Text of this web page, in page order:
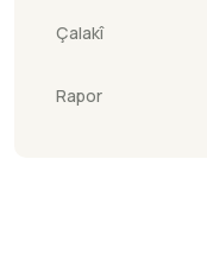
Çalakî
Rapor